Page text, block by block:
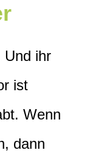
Und ihr
ist
Wenn
dann